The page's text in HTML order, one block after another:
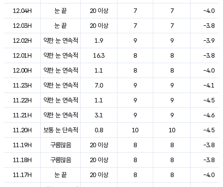
12.04H
눈 끝 20 이상 7 7
-4.0
12.03H
눈 끝 20 이상 7 7
-3.8
12.02H
약한 눈 연속적 1.9 9 9
-3.9
12.01H
약한 눈 연속적 16.3 8 8
-3.8
12.00H
약한 눈 연속적 1.1 8 8
-4.0
11.23H
약한 눈 연속적 7.0 9 9
-4.1
11.22H
약한 눈 연속적 1.1 9 9
-4.5
11.21H
약한 눈 연속적 3.1 9 9
-4.6
11.20H
보통 눈 단속적 0.8 10 10
-4.5
11.19H
구름많음 20 이상 8 8
-3.8
11.18H
구름많음 20 이상 8 8
-3.8
11.17H
눈 끝 20 이상 8 8
-4.0